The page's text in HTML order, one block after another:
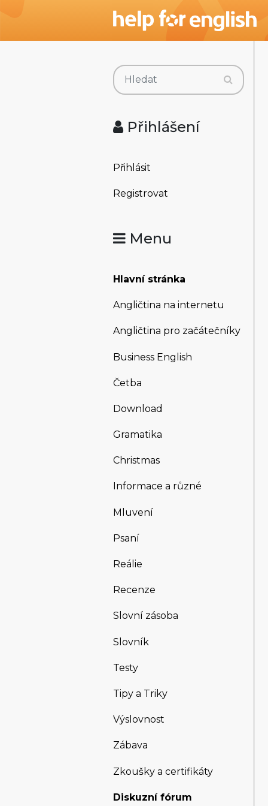
Přihlášení
Přihlásit
Registrovat
Menu
Hlavní stránka
Angličtina na internetu
Angličtina pro začátečníky
Business English
Četba
Download
Gramatika
Christmas
Informace a různé
Mluvení
Psaní
Reálie
Recenze
Slovní zásoba
Slovník
Testy
Tipy a Triky
Výslovnost
Zábava
Zkoušky a certifikáty
Diskuzní fórum